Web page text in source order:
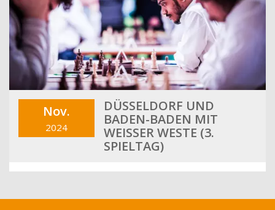
Nov.
2024
DÜSSELDORF UND
BADEN-BADEN MIT
WEISSER WESTE (3. S
PIELTAG)